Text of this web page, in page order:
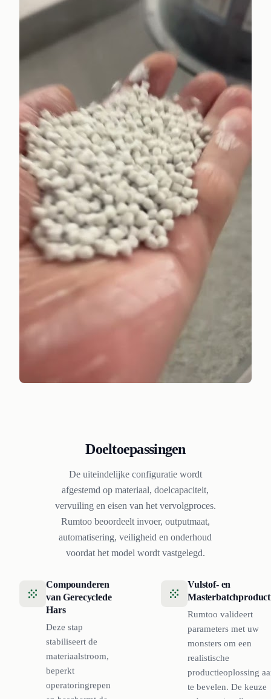
Doeltoepassingen
De uiteindelijke configuratie wordt
afgestemd op materiaal, doelcapaciteit,
vervuiling en eisen van het vervolgproces.
Rumtoo beoordeelt invoer, outputmaat,
automatisering, veiligheid en onderhoud
voordat het model wordt vastgelegd.
Compounderen
van Gerecyclede
Hars
Deze stap
stabiliseert de
materiaalstroom,
beperkt
operatoringrepen
Vulstof- en
Rumtoo valideert
parameters met uw
monsters om een
realistische
productieoplossing
te bevelen. De keuze